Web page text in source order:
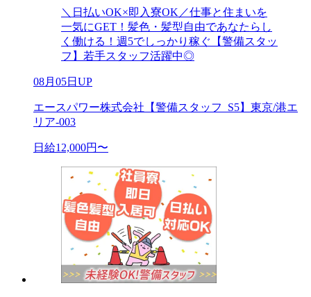
＼日払いOK×即入寮OK／仕事と住まいを
一気にGET！髪色・髪型自由であなたらし
く働ける！週5でしっかり稼ぐ【警備スタッ
フ】若手スタッフ活躍中◎
08月05日UP
エースパワー株式会社【警備スタッフ_S5】東京/港エ
リア-003
日給12,000円〜